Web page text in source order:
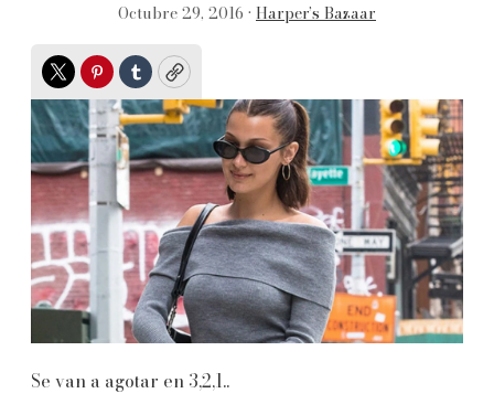
Octubre 29, 2016 • Harper’s Bazaar
TwitterPinterest
TumblrCopy
Se van a agotar en 3,2,1..